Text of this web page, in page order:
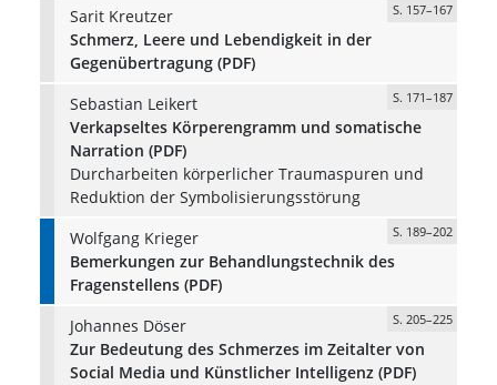
Sarit Kreutzer
S. 157–167
Schmerz, Leere und Lebendigkeit in der
Gegenübertragung (PDF)
Sebastian Leikert
S. 171–187
Verkapseltes Körperengramm und somatische
Narration (PDF)
Durcharbeiten körperlicher Traumaspuren und
Reduktion der Symbolisierungsstörung
Wolfgang Krieger
S. 189–202
Bemerkungen zur Behandlungstechnik des
Fragenstellens (PDF)
Johannes Döser
S. 205–225
Zur Bedeutung des Schmerzes im Zeitalter von
Social Media und Künstlicher Intelligenz (PDF)